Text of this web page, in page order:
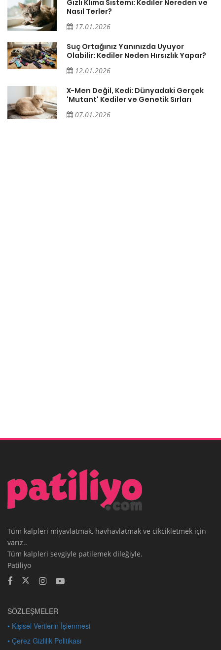
Gizli Klima Sistemi: Kediler Nereden ve
Nasıl Terler?
17.01.2026
Suç Ortağınız Yanınızda Uyuyor
Olabilir: Kediler Neden Hırsızlık Yapar?
12.01.2026
X-Men Değil, Kedi: Dünyadaki Gerçek
'Mutant' Kediler ve Genetik Sırları
07.01.2026
Tüm kalpleri miyavlatmak, havhavlatmak ve cikcikletmek için
varız..
Tüm kalpleri sevgiyle patilemek dileğiyle.
Patiliyo
SÖZLEŞMELER
• Kişisel Verilerin İşlenmesi
• Çerez Gizlilik Politikası